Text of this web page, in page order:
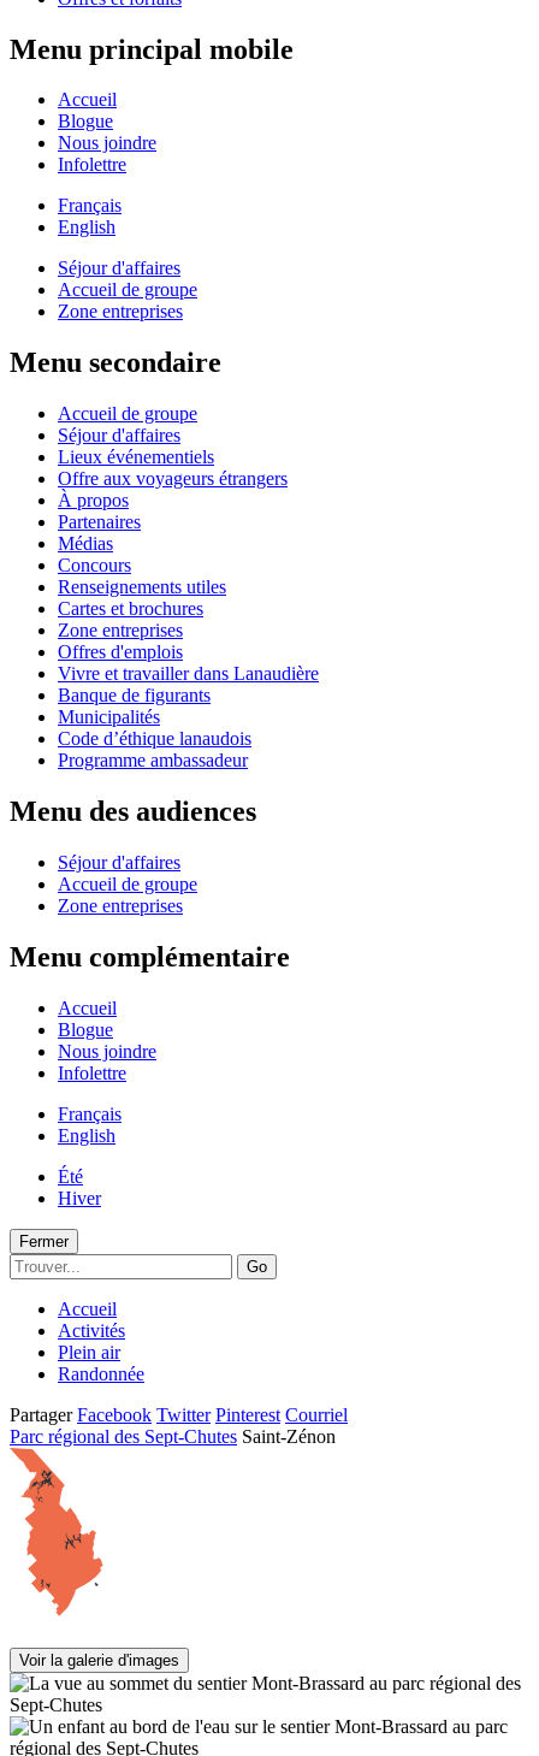
Menu principal mobile
Accueil
Blogue
Nous joindre
Infolettre
Français
English
Séjour d'affaires
Accueil de groupe
Zone entreprises
Menu secondaire
Accueil de groupe
Séjour d'affaires
Lieux événementiels
Offre aux voyageurs étrangers
À propos
Partenaires
Médias
Concours
Renseignements utiles
Cartes et brochures
Zone entreprises
Offres d'emplois
Vivre et travailler dans Lanaudière
Banque de figurants
Municipalités
Code d’éthique lanaudois
Programme ambassadeur
Menu des audiences
Séjour d'affaires
Accueil de groupe
Zone entreprises
Menu complémentaire
Accueil
Blogue
Nous joindre
Infolettre
Français
English
Été
Hiver
Fermer
Go
Accueil
Activités
Plein air
Randonnée
Partager Facebook Twitter Pinterest Courriel
Parc régional des Sept-Chutes Saint-Zénon
Voir la galerie d'images